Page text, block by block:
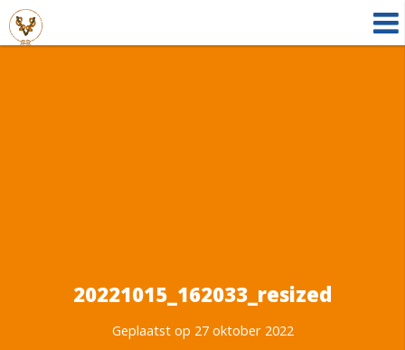
20221015_162033_resized
Geplaatst op 27 oktober 2022